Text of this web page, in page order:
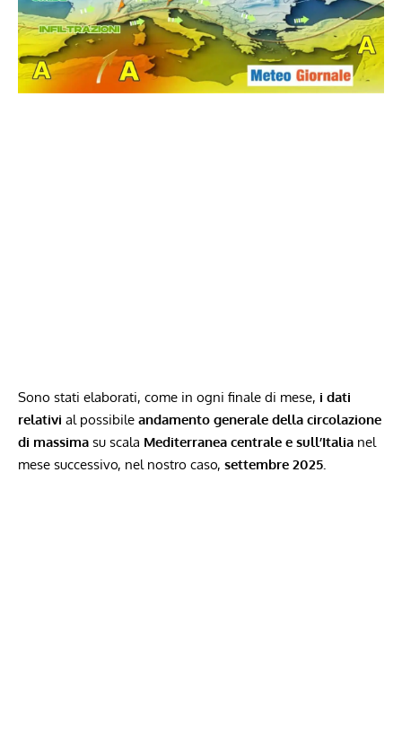
Sono stati elaborati, come in ogni finale di mese, i dati
relativi al possibile andamento generale della circolazione
di massima su scala Mediterranea centrale e sull’Italia nel
mese successivo, nel nostro caso, settembre 2025.